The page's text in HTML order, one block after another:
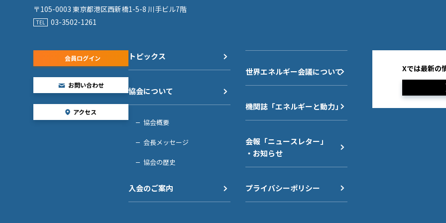
〒105-0003東京都港区西新橋1-5-8 川手ビル7階
03-3502-1261
会員ログイン
お問い合わせ
アクセス
トピックス
協会について
協会概要
会長メッセージ
協会の歴史
入会のご案内
世界エネルギー会議について
機関誌「エネルギーと動力」
会報「ニュースレター」
・お知らせ
プライバシーポリシー
Xでは最新の